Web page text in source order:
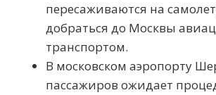
пересаживаются на
добраться до Москвы
транспортом.
В московском аэропорту
пассажиров ожидает